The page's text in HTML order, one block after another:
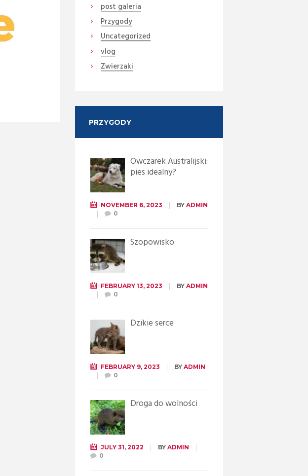
post galeria
Przygody
Uncategorized
vlog
Zwierzaki
PRZYGODY
Owczarek Australijski:
pies idealny?
NOVEMBER 6, 2023 BY ADMIN
0
Szopowisko
FEBRUARY 13, 2023 BY ADMIN
0
Dzikie serce
FEBRUARY 9, 2023 BY ADMIN
0
Droga do wolności
JULY 31, 2022 BY ADMIN
0